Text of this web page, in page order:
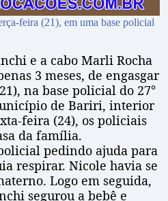
feira (21), em uma base policial
e a cabo Marli Rocha
3 meses, de engasgar
na base policial do 27°
de Bariri, interior
feira (24), os policiais
da família.
pedindo ajuda para
respirar. Nicole havia se
Logo em seguida,
segurou a bebê e